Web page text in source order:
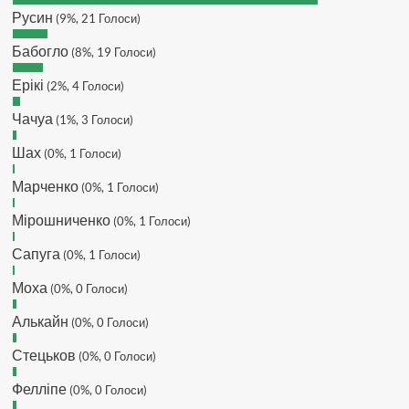
DJGycle : Tamada
Makiavelli :
Makiavelli :
MaRiO :Трансфери такі шо слів
провалу 🙁
Hatsyk:Makiavelli, вітаємо на
буде ще активніший з часом)
Hatsyk:Та Кузик ще ок, а
перспективи, хз хз
трансляцію товарняка з Минаєм
https://www.youtube.com/live/Qb1ebGeOfZ8?
si=GU46Q4zlJQd2L-W8
Hatsyk:А ще на сайті триває
Русин (9%, 21 Голоси)
Бабогло (8%, 19 Голоси)
Ерікі (2%, 4 Голоси)
Чачуа (1%, 3 Голоси)
Шах (0%, 1 Голоси)
Марченко (0%, 1 Голоси)
Мірошниченко (0%, 1 Голоси)
Сапуга (0%, 1 Голоси)
Моха (0%, 0 Голоси)
Алькайн (0%, 0 Голоси)
Стецьков (0%, 0 Голоси)
Фелліпе (0%, 0 Голоси)